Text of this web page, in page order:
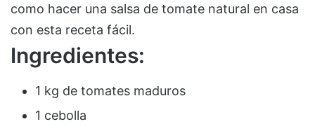
como hacer una salsa de tomate natural en casa
con esta receta fácil.
Ingredientes:
1 kg de tomates maduros
1 cebolla